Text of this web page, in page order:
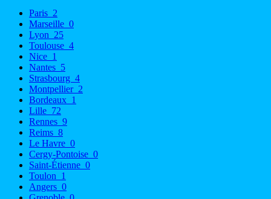
Paris 2
Marseille 0
Lyon 25
Toulouse 4
Nice 1
Nantes 5
Strasbourg 4
Montpellier 2
Bordeaux 1
Lille 72
Rennes 9
Reims 8
Le Havre 0
Cergy-Pontoise 0
Saint-Étienne 0
Toulon 1
Angers 0